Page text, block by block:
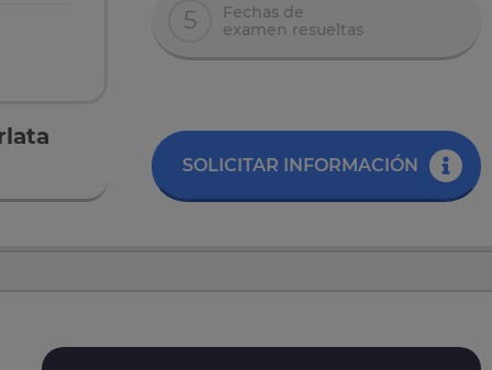
5
Fechas de
examen resueltas
SOLICITAR INFORMACIÓN